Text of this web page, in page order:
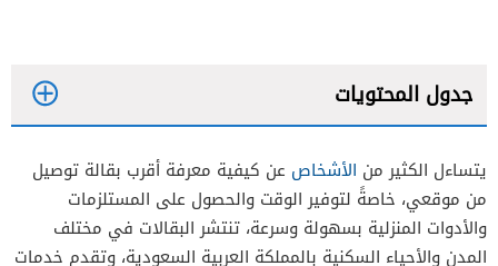
جدول المحتويات
يتساءل الكثير من الأشخاص عن كيفية معرفة أقرب بقالة توصيل
من موقعي، خاصةً لتوفير الوقت والحصول على المستلزمات
والأدوات المنزلية بسهولة وسرعة، تنتشر البقالات في مختلف
المدن والأحياء السكنية بالمملكة العربية السعودية، وتقدم خدمات